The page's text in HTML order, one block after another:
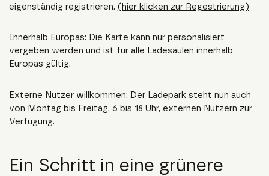
eigenständig registrieren. (hier klicken zur Regestrierung)
Innerhalb Europas: Die Karte kann nur personalisiert
vergeben werden und ist für alle Ladesäulen innerhalb
Europas gültig.
Externe Nutzer willkommen: Der Ladepark steht nun auch
von Montag bis Freitag, 6 bis 18 Uhr, externen Nutzern zur
Verfügung.
Ein Schritt in eine grünere